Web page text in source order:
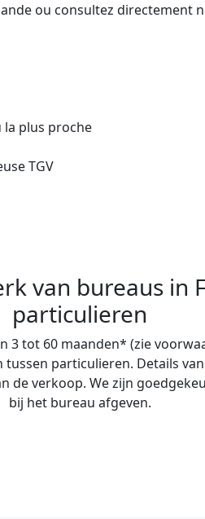
ou consultez directement
la plus proche
TGV
van bureaus
particulieren
tot 60 maanden* (zie
particulieren. Details
de verkoop. We zijn
bij het bureau afgeven.